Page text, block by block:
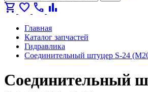
shopping_cart favorite call bar_chart
Главная
Каталог запчастей
Гидравлика
Соединительный штуцер S-24
Соединительный